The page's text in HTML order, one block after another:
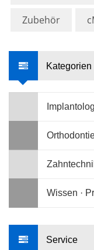
Zubehör
Kategorien
Wissen ·
Service